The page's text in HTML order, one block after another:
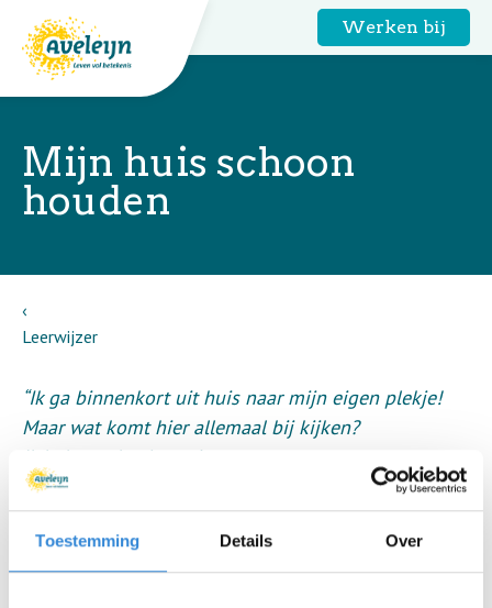
Toestemming Details Over
Werken bij
Mijn huis schoon
houden
Leerwijzer
“Ik ga binnenkort uit huis naar mijn eigen plekje!
Maar wat komt hier allemaal bij kijken?
Ik heb een heel mooi appartement.
Nu krijg ik hulp bij het schoonmaken.
Ik zou graag leren hoe ik dit zelf moet doen”.
Vraag jij je dit wel eens af?